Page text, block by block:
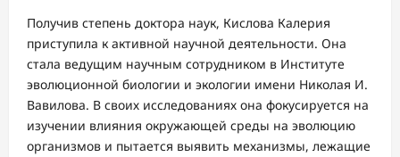
Получив степень доктора наук, Кислова Калерия
приступила к активной научной деятельности. Она
стала ведущим научным сотрудником в Институте
эволюционной биологии и экологии имени Николая И.
Вавилова. В своих исследованиях она фокусируется на
изучении влияния окружающей среды на эволюцию
организмов и пытается выявить механизмы, лежащие